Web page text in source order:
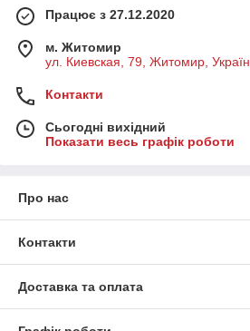
Працює з 27.12.2020
м. Житомир
ул. Киевская, 79, Житомир,
Контакти
Сьогодні вихідний
Показати весь графік роботи
Про нас
Контакти
Доставка та оплата